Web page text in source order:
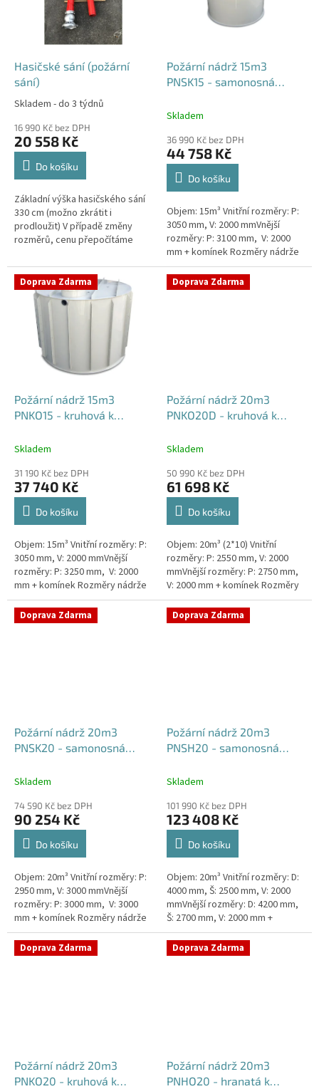
Hasičské sání (požární
sání)
Průměrné
produktu
je
4,2
hvězdiček.
Skladem - do 3 týdnů
16 990 Kč bez DPH
20 558 Kč
Do košíku
Základní výška hasičského sání
330 cm (možno zkrátit i
prodloužit) V případě změny
rozměrů, cenu přepočítáme
Požární nádrž 15m3
PNSK15 - samonosná
Skladem
36 990 Kč bez DPH
44 758 Kč
Do košíku
Objem: 15m³ Vnitřní rozměry: P:
3050 mm, V: 2000 mmVnější
rozměry: P: 3100 mm, V: 2000
mm + komínek Rozměry nádrže
možno jakkoliv upravit -
vyrobíme nádrž na míru!Nádrž...
Doprava Zdarma
Požární nádrž 15m3
PNKO15 - kruhová k
Skladem
31 190 Kč bez DPH
37 740 Kč
Do košíku
Objem: 15m³ Vnitřní rozměry: P:
3050 mm, V: 2000 mmVnější
rozměry: P: 3250 mm, V: 2000
mm + komínek Rozměry nádrže
možno jakkoliv upravit -
vyrobíme nádrž na míru!Nádrž...
Doprava Zdarma
Požární nádrž 20m3
PNKO20D - kruhová k
Skladem
50 990 Kč bez DPH
61 698 Kč
Do košíku
Objem: 20m³ (2*10) Vnitřní
rozměry: P: 2550 mm, V: 2000
mmVnější rozměry: P: 2750 mm,
V: 2000 mm + komínek Rozměry
nádrže možno jakkoliv upravit -
vyrobíme nádrž na...
Doprava Zdarma
Požární nádrž 20m3
PNSK20 - samonosná
Skladem
74 590 Kč bez DPH
90 254 Kč
Do košíku
Objem: 20m³ Vnitřní rozměry: P:
2950 mm, V: 3000 mmVnější
rozměry: P: 3000 mm, V: 3000
mm + komínek Rozměry nádrže
možno jakkoliv upravit -
vyrobíme nádrž na míru!Nádrž...
Doprava Zdarma
Požární nádrž 20m3
PNSH20 - samonosná
Skladem
101 990 Kč bez DPH
123 408 Kč
Do košíku
Objem: 20m³ Vnitřní rozměry: D:
4000 mm, Š: 2500 mm, V: 2000
mmVnější rozměry: D: 4200 mm,
Š: 2700 mm, V: 2000 mm +
komínek Běžná doba dodání 2-3
týdny od objednávky. Rozměry...
Doprava Zdarma
Požární nádrž 20m3
PNKO20 - kruhová k
Doprava Zdarma
Požární nádrž 20m3
PNHO20 - hranatá k